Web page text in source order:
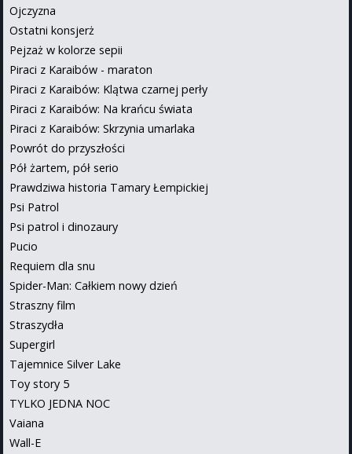
Ojczyzna
Ostatni konsjerż
Pejzaż w kolorze sepii
Piraci z Karaibów - maraton
Piraci z Karaibów: Klątwa czarnej perły
Piraci z Karaibów: Na krańcu świata
Piraci z Karaibów: Skrzynia umarlaka
Powrót do przyszłości
Pół żartem, pół serio
Prawdziwa historia Tamary Łempickiej
Psi Patrol
Psi patrol i dinozaury
Pucio
Requiem dla snu
Spider-Man: Całkiem nowy dzień
Straszny film
Straszydła
Supergirl
Tajemnice Silver Lake
Toy story 5
TYLKO JEDNA NOC
Vaiana
Wall-E